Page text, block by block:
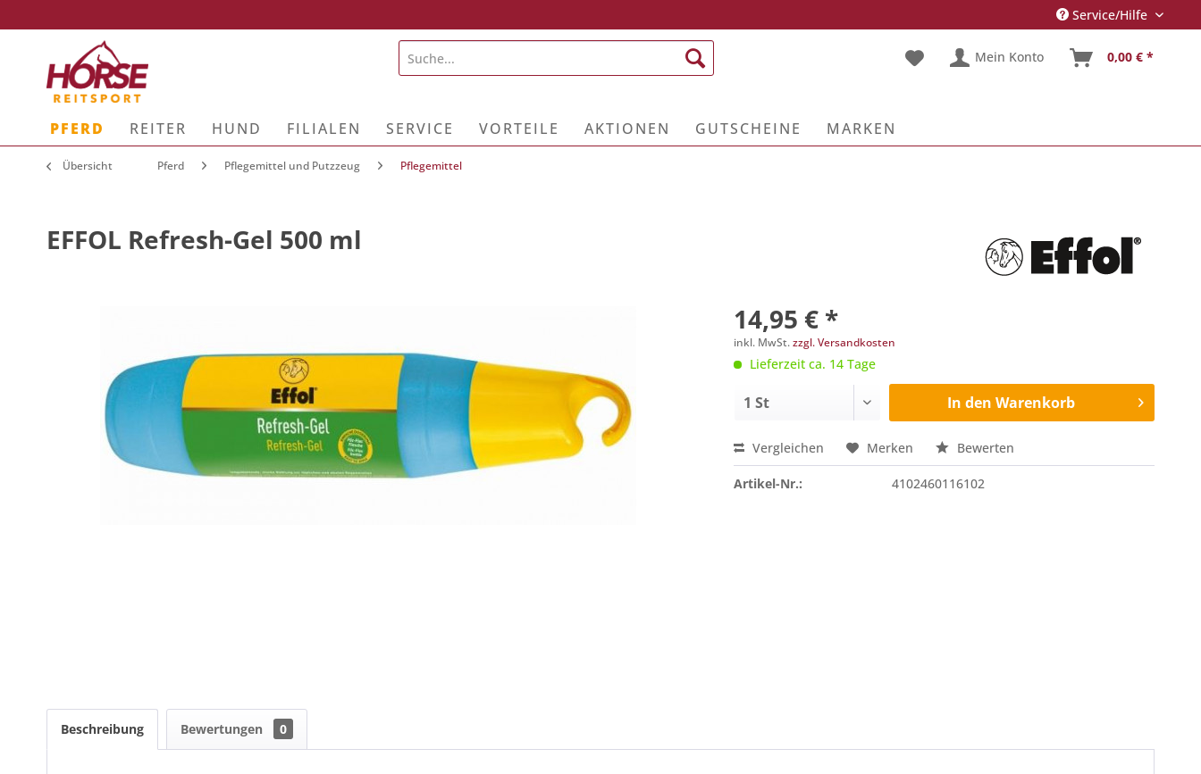
Service/Hilfe
Mein Konto 0,00 € *
PFERD REITER HUND FILIALEN SERVICE VORTEILE AKTIONEN GUTSCHEINE MARKEN
Übersicht Pferd Pflegemittel und Putzzeug Pflegemittel
EFFOL Refresh-Gel 500 ml
14,95 € *
inkl. MwSt.zzgl. Versandkosten
Lieferzeit ca. 14 Tage
In den Warenkorb
Vergleichen Merken Bewerten
Artikel-Nr.: 4102460116102
Beschreibung Bewertungen 0